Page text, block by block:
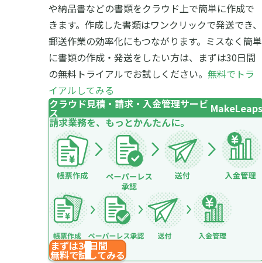
や納品書などの書類をクラウド上で簡単に作成で
きます。作成した書類はワンクリックで発送でき、
郵送作業の効率化にもつながります。 ミスなく簡単
に書類の作成・発送をしたい方は、まずは30日間
の無料トライアルでお試しください。 無料でトラ
イアルしてみる
クラウド見積・請求・入金管理サービ
ス
MakeLeaps
請求業務を、もっとかんたんに。
まずは30日間
無料で試してみる